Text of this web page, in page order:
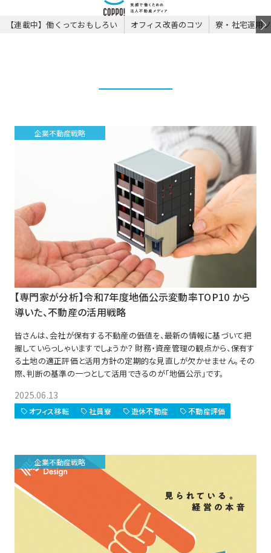
【連載中】働くっておもしろい オフィス改善のコツ 寮・社宅運用
企業不動産戦略
【専門家が分析】令和7年度地価公示変動率TOP10 から
導いた、不動産の活用戦略
皆さんは、会社が保有する不動産の価値を、最新の情報に基づいて把
握していらっしゃいますでしょうか？ 財務・資産管理の観点から、保有す
る土地の適正評価と活用方針の定期的な見直しが欠かせません。その
際、判断の基準の一つとして活用できるのが「地価公示」です。
2025.06.13
オフィス移転 社員寮 遊休不動産 不動産評価
企業不動産戦略